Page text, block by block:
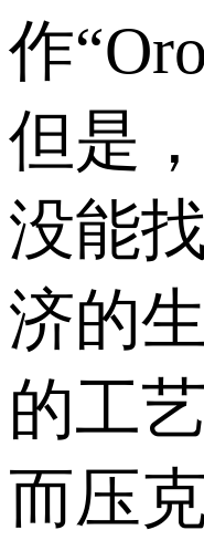
作
但是
没能
济的
的工
而压